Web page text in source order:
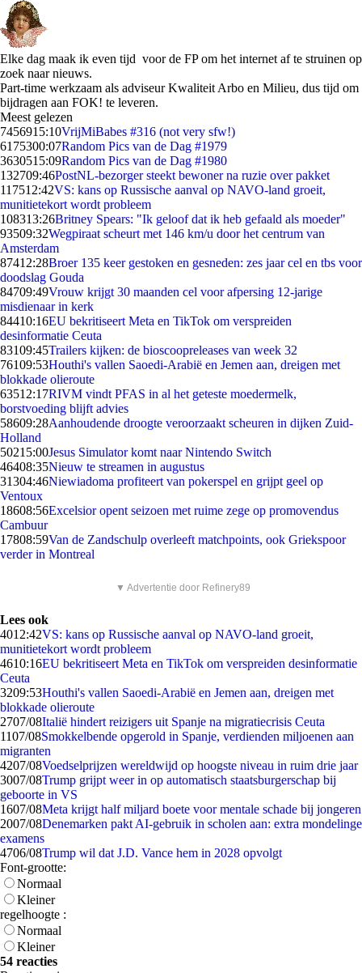
Elke dag maak ik even tijd voor de FP om het internet af te struinen op
zoek naar nieuws.
Part-time werkzaam als adviseur Kwaliteit Arbo en Milieu, dus tijd om
bijdragen aan FOK! te leveren.
Meest gelezen
7456915:10VrijMiBabes #316 (not very sfw!)
6175300:07Random Pics van de Dag #1979
3630515:09Random Pics van de Dag #1980
132709:46PostNL-bezorger steekt bewoner na ruzie over pakket
117512:42VS: kans op Russische aanval op NAVO-land groeit,
munitietekort wordt probleem
108313:26Britney Spears: "Ik geloof dat ik heb gefaald als moeder"
93509:32Wegpiraat scheurt met 146 km/u door het centrum van
Amsterdam
87412:28Broer 135 keer gestoken en gesneden: zes jaar cel en tbs voor
doodslag Gouda
84709:49Vrouw krijgt 30 maanden cel voor afpersing 12-jarige
misdienaar in kerk
84410:16EU bekritiseert Meta en TikTok om verspreiden
desinformatie Ceuta
83109:45Trailers kijken: de bioscoopreleases van week 32
76109:53Houthi's vallen Saoedi-Arabië en Jemen aan, dreigen met
blokkade olieroute
63512:17RIVM vindt PFAS in al het geteste moedermelk,
borstvoeding blijft advies
58609:28Aanhoudende droogte veroorzaakt scheuren in dijken Zuid-
Holland
50215:00Jesus Simulator komt naar Nintendo Switch
46408:35Nieuw te streamen in augustus
31304:46Niewiadoma profiteert van pokerspel en grijpt geel op
Ventoux
18608:56Excelsior opent seizoen met ruime zege op promovendus
Cambuur
17808:59Van de Zandschulp overleeft matchpoints, ook Griekspoor
verder in Montreal
▼ Advertentie door Refinery89
Lees ook
4012:42VS: kans op Russische aanval op NAVO-land groeit,
munitietekort wordt probleem
4610:16EU bekritiseert Meta en TikTok om verspreiden desinformatie
Ceuta
3209:53Houthi's vallen Saoedi-Arabië en Jemen aan, dreigen met
blokkade olieroute
2707/08Italië hindert reizigers uit Spanje na migratiecrisis Ceuta
1107/08Smokkelbende opgerold in Spanje, verdienden miljoenen aan
migranten
4207/08Voedselprijzen wereldwijd op hoogste niveau in ruim drie jaar
3007/08Trump grijpt weer in op automatisch staatsburgerschap bij
geboorte in VS
1607/08Meta krijgt half miljard boete voor mentale schade bij jongeren
2007/08Denemarken pakt AI-gebruik in scholen aan: extra mondelinge
examens
4706/08Trump wil dat J.D. Vance hem in 2028 opvolgt
Font-grootte:
Normaal
Kleiner
regelhoogte :
Normaal
Kleiner
54 reacties